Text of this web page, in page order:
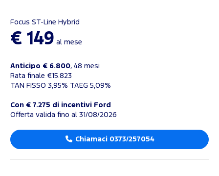
Focus ST-Line Hybrid
€ 149 al mese
Anticipo € 6.800, 48 mesi
Rata finale €15.823
TAN FISSO 3,95% TAEG 5,09%
Con € 7.275 di incentivi Ford
Offerta valida fino al 31/08/2026
Chiamaci 0373/257054